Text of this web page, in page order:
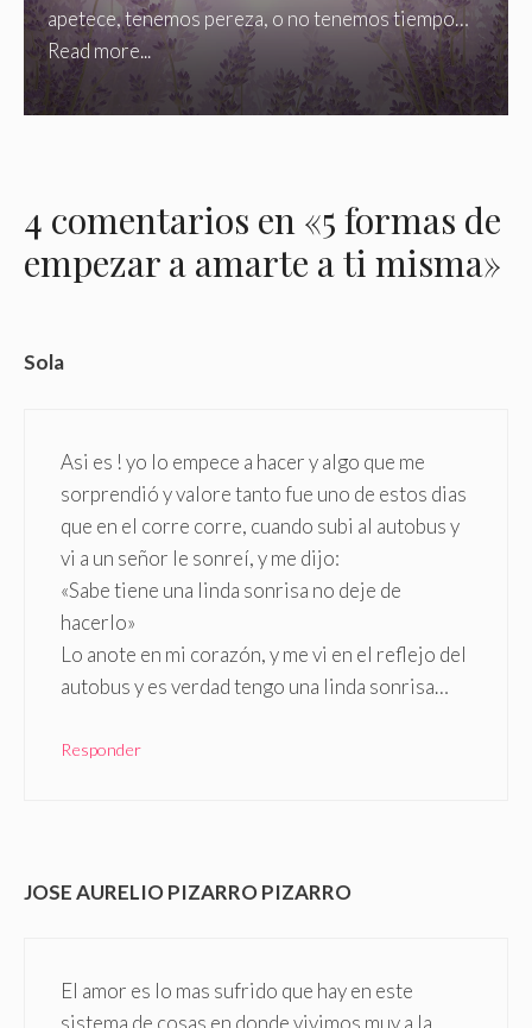
apetece, tenemos pereza, o no tenemos tiempo…
Read more...
4 comentarios en «5 formas de
empezar a amarte a ti misma»
Sola
Asi es ! yo lo empece a hacer y algo que me
sorprendió y valore tanto fue uno de estos dias
que en el corre corre, cuando subi al autobus y
vi a un señor le sonreí, y me dijo:
«Sabe tiene una linda sonrisa no deje de
hacerlo»
Lo anote en mi corazón, y me vi en el reflejo del
autobus y es verdad tengo una linda sonrisa…
Responder
JOSE AURELIO PIZARRO PIZARRO
El amor es lo mas sufrido que hay en este
sistema de cosas en donde vivimos muy a la